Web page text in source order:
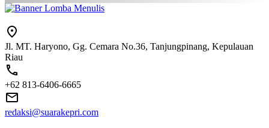
Jl. MT. Haryono, Gg. Cemara No.36, Tanjungpinang, Kepulauan
Riau
+62 813-6406-6665
redaksi@suarakepri.com